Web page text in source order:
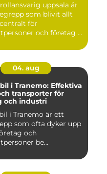
uppsala är
som blivit allt
för
och företag ...
04. aug
i Tranemo: Effektiva
transporter för
och industri
i Tranemo är ett
som ofta dyker upp
och
be...